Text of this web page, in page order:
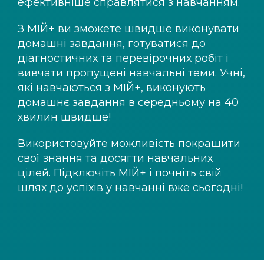
З МІЙ+ ви зможете швидше виконувати
домашні завдання, готуватися до
діагностичних та перевірочних робіт і
вивчати пропущені навчальні теми. Учні,
які навчаються з МІЙ+, виконують
домашнє завдання в середньому на 40
хвилин швидше!
Використовуйте можливість покращити
свої знання та досягти навчальних
цілей. Підключіть МІЙ+ і почніть свій
шлях до успіхів у навчанні вже сьогодні!